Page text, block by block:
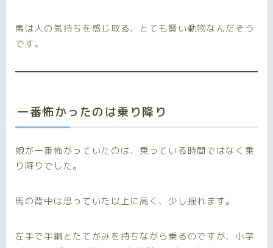
馬は人の気持ちを感じ取る、とても賢い動物なんだそう
です。
一番怖かったのは乗り降り
娘が一番怖がっていたのは、乗っている時間ではなく乗
り降りでした。
馬の背中は思っていた以上に高く、少し揺れます。
左手で手綱とたてがみを持ちながら乗るのですが、小学